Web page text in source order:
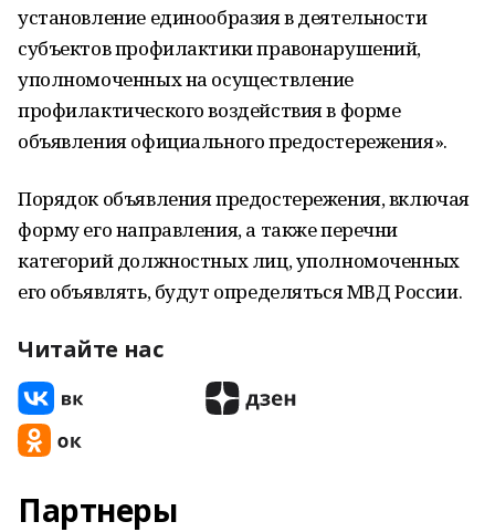
установление единообразия в деятельности
субъектов профилактики правонарушений,
уполномоченных на осуществление
профилактического воздействия в форме
объявления официального предостережения».
Порядок объявления предостережения, включая
форму его направления, а также перечни
категорий должностных лиц, уполномоченных
его объявлять, будут определяться МВД России.
Читайте нас
Партнеры